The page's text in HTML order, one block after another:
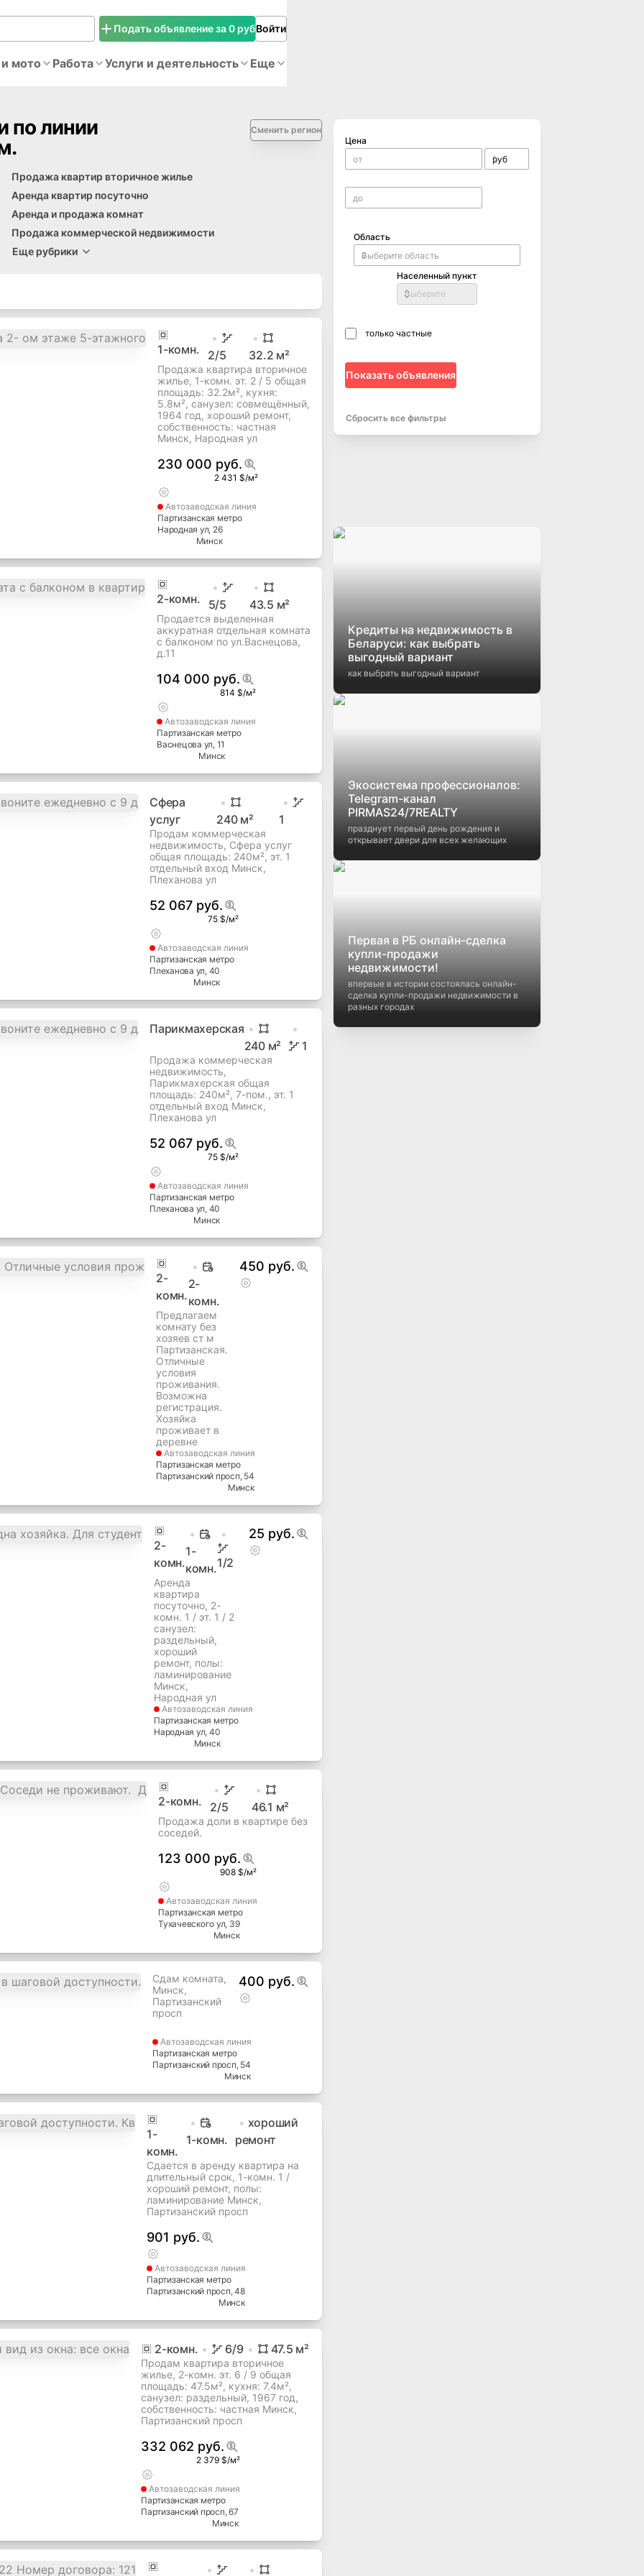
Подать объявление за 0 рубВойти
мото Работа Услуги и деятельность Еще
по линии
Сменить регион
Продажа квартир вторичное жилье
Аренда квартир посуточно
Аренда и продажа комнат
Продажа коммерческой недвижимости
Еще рубрики
1-комн. 2/5 32.2 м²
Продажа квартира вторичное
жилье, 1-комн. эт. 2 / 5 общая
площадь: 32.2м², кухня:
5.8м², cанузел: совмещённый,
1964 год, хороший ремонт,
собственность: частная
Минск, Народная ул
230 000 руб.
2 431 $/м²
Автозаводская линия
Партизанская метро
Народная ул, 26
Минск
2-комн. 5/5 43.5 м²
Продается выделенная
аккуратная отдельная комната
с балконом по ул.Васнецова,
д.11
104 000 руб.
814 $/м²
Автозаводская линия
Партизанская метро
Васнецова ул, 11
Минск
Сфера
услуг
240м² 1
Продам коммерческая
недвижимость, Сфера услуг
общая площадь: 240м², эт. 1
отдельный вход Минск,
Плеханова ул
52 067 руб.
75 $/м²
Автозаводская линия
Партизанская метро
Плеханова ул, 40
Минск
Парикмахерская
240м² 1
Продажа коммерческая
недвижимость,
Парикмахерская общая
площадь: 240м², 7-пом., эт. 1
отдельный вход Минск,
Плеханова ул
52 067 руб.
75 $/м²
Автозаводская линия
Партизанская метро
Плеханова ул, 40
Минск
2-
комн.
2-
комн.
Предлагаем
комнату без
хозяев ст м
Партизанская.
Отличные
условия
проживания.
Возможна
регистрация.
Хозяйка
проживает в
деревне
450 руб.
Автозаводская линия
Партизанская метро
Партизанский просп, 54
Минск
2-
комн.
1-
комн.1/2
Аренда
квартира
посуточно, 2-
комн. 1 / эт. 1 / 2
cанузел:
раздельный,
хороший
ремонт, полы:
ламинирование
Минск,
Народная ул
25 руб.
Автозаводская линия
Партизанская метро
Народная ул, 40
Минск
2-комн. 2/5 46.1 м²
Продажа доли в квартире без
соседей.
123 000 руб.
908 $/м²
Автозаводская линия
Партизанская метро
Тухачевского ул, 39
Минск
Сдам комната,
Минск,
Партизанский
просп
400 руб.
Автозаводская линия
Партизанская метро
Партизанский просп, 54
Минск
1-
комн.
1-комн.
хороший
ремонт
Сдается в аренду квартира на
длительный срок, 1-комн. 1 /
хороший ремонт, полы:
ламинирование Минск,
Партизанский просп
901 руб.
Автозаводская линия
Партизанская метро
Партизанский просп, 48
Минск
2-комн. 6/9 47.5 м²
Продам квартира вторичное
жилье, 2-комн. эт. 6 / 9 общая
площадь: 47.5м², кухня: 7.4м²,
cанузел: раздельный, 1967 год,
собственность: частная Минск,
Партизанский просп
332 062 руб.
2 379 $/м²
Автозаводская линия
Партизанская метро
Партизанский просп, 67
Минск
Цена
Область
Населенный пункт
Выберите
только частные
Показать объявления
Сбросить все фильтры
Кредиты на недвижимость в
Беларуси: как выбрать
выгодный вариант
как выбрать выгодный вариант
Экосистема профессионалов:
Telegram-канал
PIRMAS24/7REALTY
празднует первый день рождения и
открывает двери для всех желающих
Первая в РБ онлайн-сделка
купли-продажи
недвижимости!
впервые в истории состоялась онлайн-
сделка купли-продажи недвижимости в
разных городах